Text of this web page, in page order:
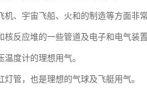
、宇宙飞船、火和的制造等方面非常
反应堆的一些管道及电子和电气装置
度计的理想用气。
管，也是理想的气球及飞艇用气。